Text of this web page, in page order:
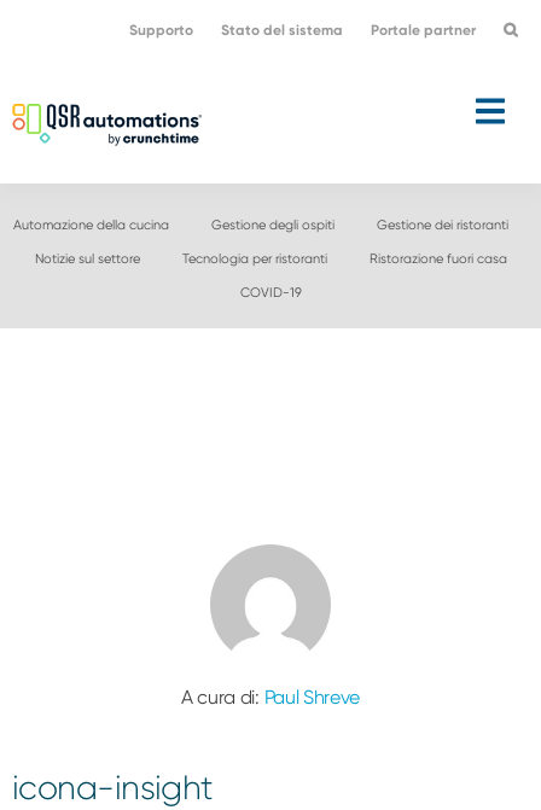
primaria
principale
Supporto Stato del sistema Portale partner
Automazione della cucina Gestione degli ospiti Gestione dei ristoranti
Notizie sul settore Tecnologia per ristoranti Ristorazione fuori casa
COVID-19
A cura di: Paul Shreve
icona-insight